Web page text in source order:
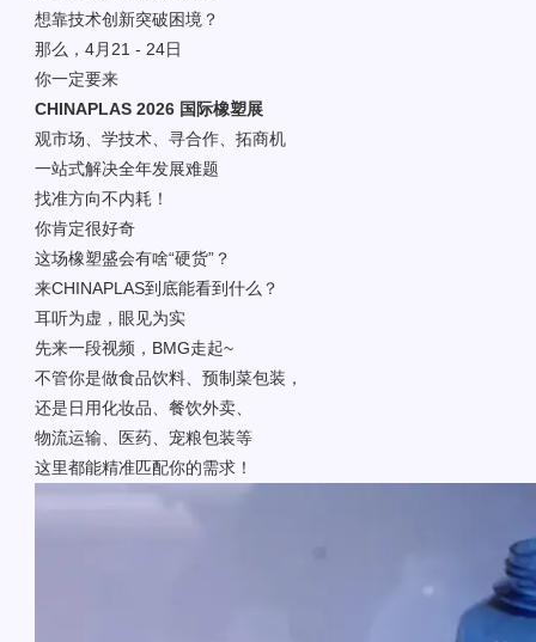
想靠技术创新突破困境？
那么，4月21 - 24日
你一定要来
CHINAPLAS 2026 国际橡塑展
观市场、学技术、寻合作、拓商机
一站式解决全年发展难题
找准方向不内耗！
你肯定很好奇
这场橡塑盛会有啥“硬货”？
来CHINAPLAS到底能看到什么？
耳听为虚，眼见为实
先来一段视频，BMG走起~
不管你是做食品饮料、预制菜包装，
还是日用化妆品、餐饮外卖、
物流运输、医药、宠粮包装等
这里都能精准匹配你的需求！